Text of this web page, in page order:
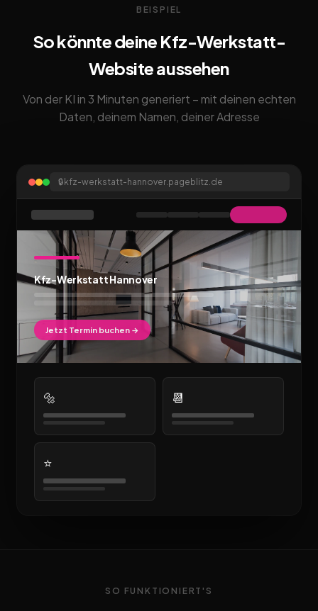
BEISPIEL
So könnte deine Kfz-Werkstatt-
Website aussehen
Von der KI in 3 Minuten generiert – mit deinen echten
Daten, deinem Namen, deiner Adresse
🔒 kfz-werkstatt-hannover.pageblitz.de
Kfz-Werkstatt Hannover
Jetzt Termin buchen →
🔩 📆
⭐
SO FUNKTIONIERT'S